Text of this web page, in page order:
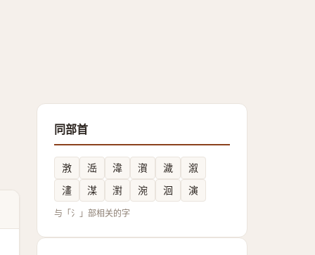
同部首
㴾 㴈 湋 㵑 濊
溆
澅
湈 濧 涴 洄 演
与「氵」部相关的字